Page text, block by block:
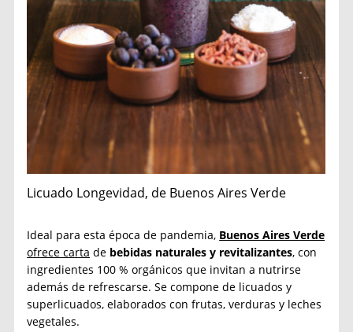
Licuado Longevidad, de Buenos Aires Verde
Ideal para esta época de pandemia, Buenos Aires Verde
ofrece carta de bebidas naturales y revitalizantes, con
ingredientes 100 % orgánicos que invitan a nutrirse
además de refrescarse. Se compone de licuados y
superlicuados, elaborados con frutas, verduras y leches
vegetales.